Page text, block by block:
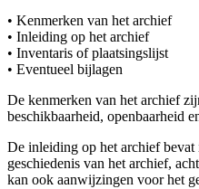
• Kenmerken van het archief
• Inleiding op het archief
• Inventaris of plaatsingslijst
• Eventueel bijlagen
De kenmerken van het archief
beschikbaarheid, openbaarheid
De inleiding op het archief bevat
geschiedenis van het archief,
kan ook aanwijzingen voor het